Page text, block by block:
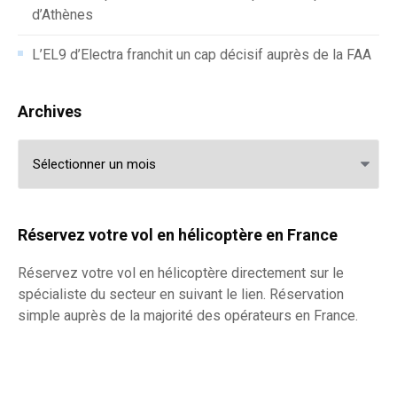
d’Athènes
L’EL9 d’Electra franchit un cap décisif auprès de la FAA
Archives
Réservez votre vol en hélicoptère en France
Réservez votre vol en hélicoptère directement sur le
spécialiste du secteur en suivant le lien. Réservation
simple auprès de la majorité des opérateurs en France.